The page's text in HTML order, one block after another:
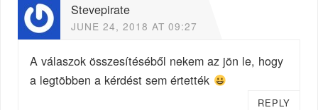
Stevepirate
JUNE 24, 2018 AT 09:27
A válaszok összesítéséből nekem az jön le, hogy
a legtöbben a kérdést sem értették
REPLY